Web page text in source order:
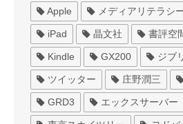
Apple メディアリテラシ
iPad 晶文社 書評空
Kindle GX200 ジブ
ツイッター 庄野潤三
GRD3 エックスサーバー